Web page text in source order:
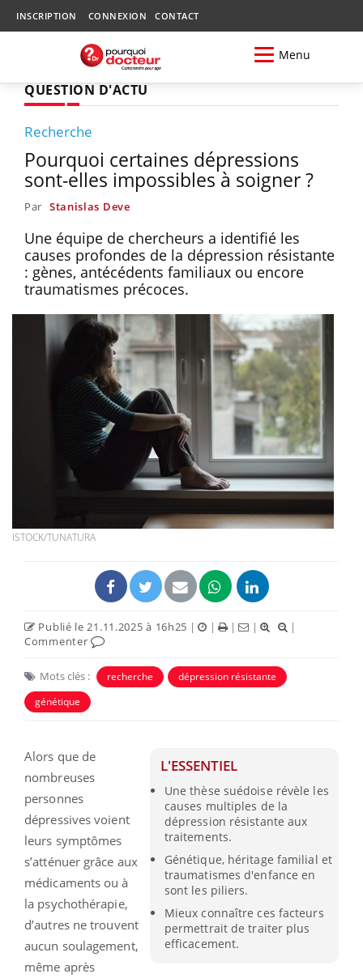
INSCRIPTION CONNEXION CONTACT
Menu
QUESTION D'ACTU
Recherche
Pourquoi certaines dépressions
sont-elles impossibles à soigner ?
Par Stanislas Deve
Une équipe de chercheurs a identifié les
causes profondes de la dépression résistante
: gènes, antécédents familiaux ou encore
traumatismes précoces.
ISTOCK/TUNATURA
Publié le 21.11.2025 à 16h25 | | | |
|
Commenter
Mots clés : recherche
dépression résistante
génétique
L'ESSENTIEL
Une thèse suédoise révèle les
causes multiples de la
dépression résistante aux
traitements.
Génétique, héritage familial et
traumatismes d'enfance en
sont les piliers.
Mieux connaître ces facteurs
permettrait de traiter plus
efficacement.
Alors que de
nombreuses
personnes
dépressives voient
leurs symptômes
s’atténuer grâce aux
médicaments ou à
la psychothérapie,
d’autres ne trouvent
aucun soulagement,
même après